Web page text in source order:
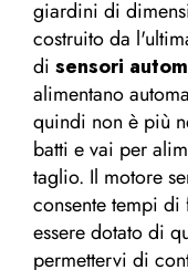
giardini di
costruito da
di sensori
alimentano
quindi non è più
batti e vai per
taglio. Il motore
consente tempi
essere dotato di
permettervi di